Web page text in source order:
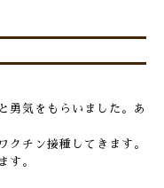
勇気をもらいました。あ
クチン接種してきます。
す。